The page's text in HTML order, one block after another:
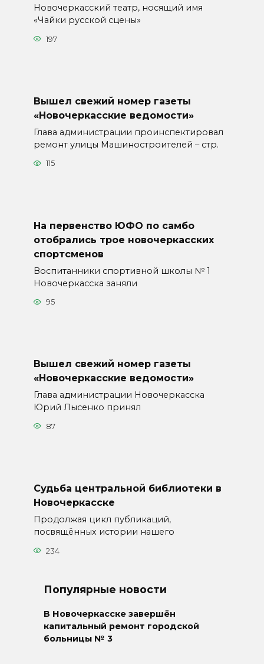
Новочеркасский театр, носящий имя
«Чайки русской сцены»
197
Вышел свежий номер газеты
«Новочеркасские ведомости»
Глава администрации проинспектировал
ремонт улицы Машиностроителей – стр.
115
На первенство ЮФО по самбо
отобрались трое новочеркасских
спортсменов
Воспитанники спортивной школы № 1
Новочеркасска заняли
95
Вышел свежий номер газеты
«Новочеркасские ведомости»
Глава администрации Новочеркасска
Юрий Лысенко принял
87
Судьба центральной библиотеки в
Новочеркасске
Продолжая цикл публикаций,
посвящённых истории нашего
234
Популярные новости
В Новочеркасске завершён
капитальный ремонт городской
больницы № 3